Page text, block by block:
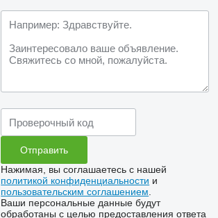
Нажимая, вы соглашаетесь с нашей
политикой конфиденциальности и
пользовательским соглашением
Ваши персональные данные будут
обработаны с целью предоставления ответа